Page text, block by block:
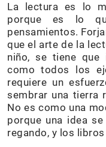
La lectura es lo
porque es lo
pensamientos.
que el arte de la
niño, se tiene que
como todos los
requiere un
sembrar una tierra
No es como una
porque una idea
regando, y los